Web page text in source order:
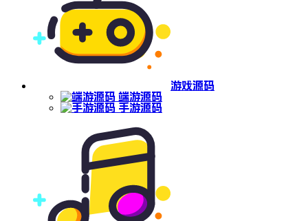
游戏源码
端游源码
手游源码